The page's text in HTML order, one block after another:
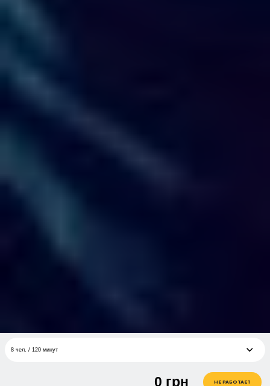
8 чел. / 120 минут
грн
0 грн НЕ РАБОТАЕТ